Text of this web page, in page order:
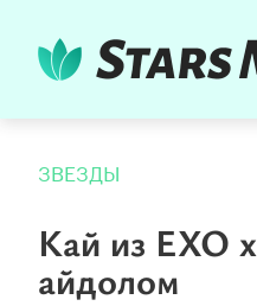
ЗВЕЗДЫ
Кай из EXO
айдолом